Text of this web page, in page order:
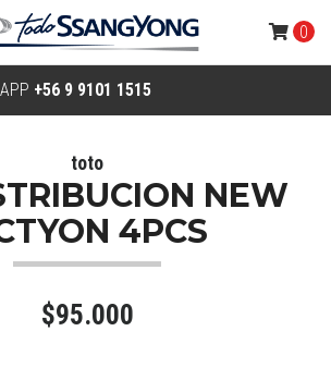
+56 9 9101 1515
0
toto
NEW
4PCS
$95.000